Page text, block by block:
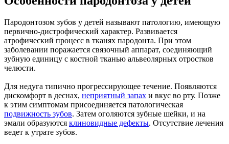
Пародонтозом зубов у детей называют патологию, имеющую
первично-дистрофический характер. Развивается
атрофический процесс в тканях пародонта. При этом
заболевании поражается связочный аппарат, соединяющий
зубную единицу с костной тканью альвеолярных отростков
челюсти.
Для недуга типично прогрессирующее течение. Появляются
дискомфорт в деснах, неприятный запах и вкус во рту. Позже
к этим симптомам присоединяется патологическая
подвижность зубов. Затем оголяются зубные шейки, и на
эмали образуются клиновидные дефекты. Отсутствие лечения
ведет к утрате зубов.